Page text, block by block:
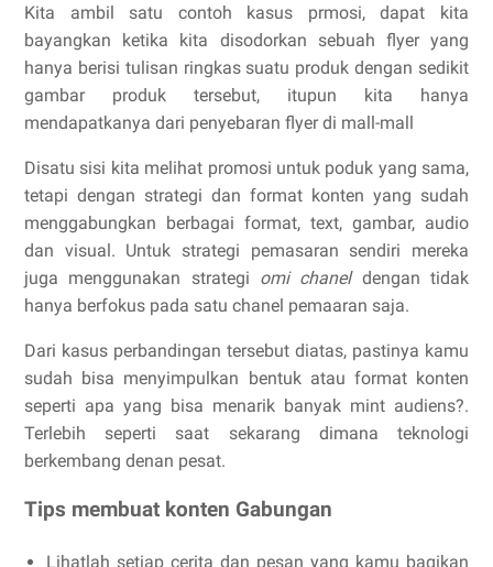
Kita ambil satu contoh kasus prmosi, dapat kita
bayangkan ketika kita disodorkan sebuah flyer yang
hanya berisi tulisan ringkas suatu produk dengan sedikit
gambar produk tersebut, itupun kita hanya
mendapatkanya dari penyebaran flyer di mall-mall
Disatu sisi kita melihat promosi untuk poduk yang sama,
tetapi dengan strategi dan format konten yang sudah
menggabungkan berbagai format, text, gambar, audio
dan visual. Untuk strategi pemasaran sendiri mereka
juga menggunakan strategi omi chaneldengan tidak
hanya berfokus pada satu chanel pemaaran saja.
Dari kasus perbandingan tersebut diatas, pastinya kamu
sudah bisa menyimpulkan bentuk atau format konten
seperti apa yang bisa menarik banyak mint audiens?.
Terlebih seperti saat sekarang dimana teknologi
berkembang denan pesat.
Tips membuat konten Gabungan
Lihatlah setiap cerita dan pesan yang kamu bagikan